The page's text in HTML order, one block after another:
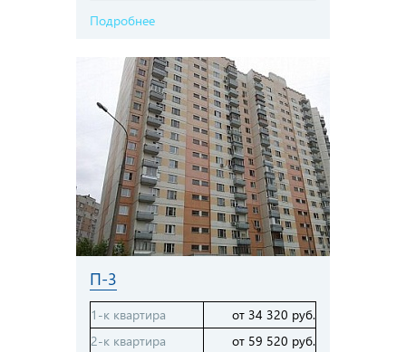
Подробнее
П-3
1-к квартира
от 34 320 руб.
2-к квартира
от 59 520 руб.